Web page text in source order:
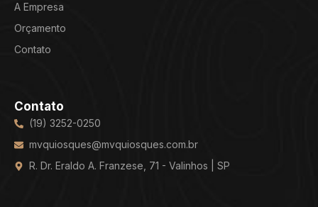
A Empresa
Orçamento
Contato
Contato
(19) 3252-0250
mvquiosques@mvquiosques.com.br
R. Dr. Eraldo A. Franzese, 71 - Valinhos | SP